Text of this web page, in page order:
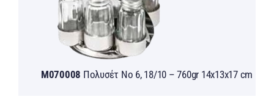
M070008 Πολυσέτ Νο 6, 18/10 – 760gr 14x13x17 cm